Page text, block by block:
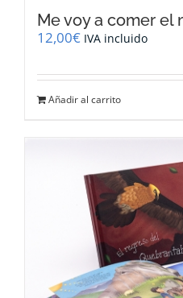
Me voy a comer el
12,00€ IVA incluido
Añadir al carrito